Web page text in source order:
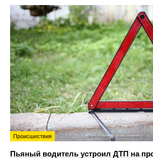
Происшествия
Пьяный водитель устроил ДТП на